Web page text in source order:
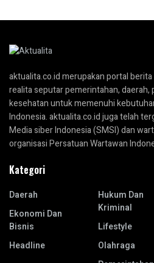
aktualita.co.id merupakan portal
realita seputar pemerintahan,
kesehatan untuk memenuhi
Indonesia. aktualita.co.id juga telah
Media siber Indonesia (SMSI) dan
organisasi Persatuan Wartawan
Kategori
Daerah
Ekonomi Dan
Bisnis
Headline
Hukum Dan
Kriminal
Lifestyle
Olahraga